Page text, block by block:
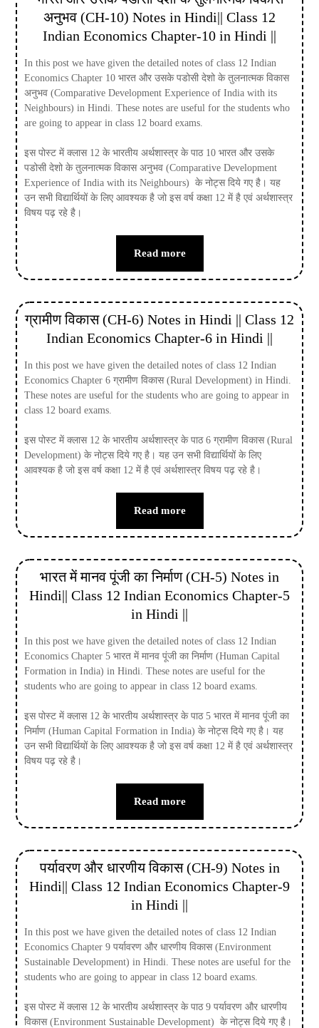
अनुभव (CH-10) Notes in Hindi|| Class 12
Indian Economics Chapter-10 in Hindi ||
In this post we have given the detailed notes of class 12 Indian
Economics Chapter 10 भारत और उसके पडोसी देशो के तुलनात्मक विकास
अनुभव (Comparative Development Experience of India with its
Neighbours) in Hindi. These notes are useful for the students who
are going to appear in class 12 board exams.
इस पोस्ट में क्लास 12 के भारतीय अर्थशास्त्र के पाठ 10 भारत और उसके
पडोसी देशो के तुलनात्मक विकास अनुभव (Comparative Development
Experience of India with its Neighbours) के नोट्स दिये गए है। यह
उन सभी विद्यार्थियों के लिए आवश्यक है जो इस वर्ष कक्षा 12 में है एवं अर्थशास्त्र
विषय पढ़ रहे है।
Read more
ग्रामीण विकास (CH-6) Notes in Hindi || Class 12
Indian Economics Chapter-6 in Hindi ||
In this post we have given the detailed notes of class 12 Indian
Economics Chapter 6 ग्रामीण विकास (Rural Development) in Hindi.
These notes are useful for the students who are going to appear in
class 12 board exams.
इस पोस्ट में क्लास 12 के भारतीय अर्थशास्त्र के पाठ 6 ग्रामीण विकास (Rural
Development) के नोट्स दिये गए है। यह उन सभी विद्यार्थियों के लिए
आवश्यक है जो इस वर्ष कक्षा 12 में है एवं अर्थशास्त्र विषय पढ़ रहे है।
Read more
भारत में मानव पूंजी का निर्माण (CH-5) Notes in
Hindi|| Class 12 Indian Economics Chapter-5
in Hindi ||
In this post we have given the detailed notes of class 12 Indian
Economics Chapter 5 भारत में मानव पूंजी का निर्माण (Human Capital
Formation in India) in Hindi. These notes are useful for the
students who are going to appear in class 12 board exams.
इस पोस्ट में क्लास 12 के भारतीय अर्थशास्त्र के पाठ 5 भारत में मानव पूंजी का
निर्माण (Human Capital Formation in India) के नोट्स दिये गए है। यह
उन सभी विद्यार्थियों के लिए आवश्यक है जो इस वर्ष कक्षा 12 में है एवं अर्थशास्त्र
विषय पढ़ रहे है।
Read more
पर्यावरण और धारणीय विकास (CH-9) Notes in
Hindi|| Class 12 Indian Economics Chapter-9
in Hindi ||
In this post we have given the detailed notes of class 12 Indian
Economics Chapter 9 पर्यावरण और धारणीय विकास (Environment
Sustainable Development) in Hindi. These notes are useful for the
students who are going to appear in class 12 board exams.
इस पोस्ट में क्लास 12 के भारतीय अर्थशास्त्र के पाठ 9 पर्यावरण और धारणीय
विकास (Environment Sustainable Development) के नोट्स दिये गए है।